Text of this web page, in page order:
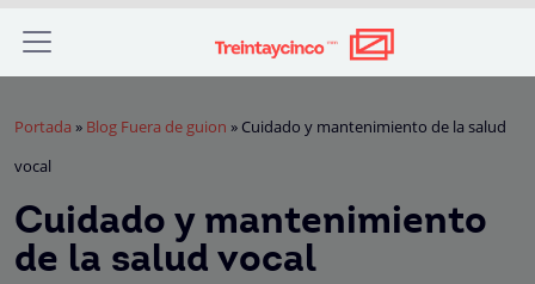
Portada » Blog Fuera de guion » Cuidado y mantenimiento de la salud
vocal
Cuidado y mantenimiento
de la salud vocal